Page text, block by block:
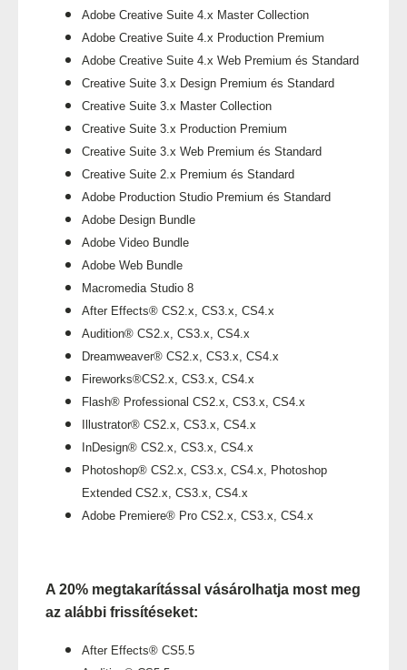
Adobe Creative Suite 4.x Master Collection
Adobe Creative Suite 4.x Production Premium
Adobe Creative Suite 4.x Web Premium és Standard
Creative Suite 3.x Design Premium és Standard
Creative Suite 3.x Master Collection
Creative Suite 3.x Production Premium
Creative Suite 3.x Web Premium és Standard
Creative Suite 2.x Premium és Standard
Adobe Production Studio Premium és Standard
Adobe Design Bundle
Adobe Video Bundle
Adobe Web Bundle
Macromedia Studio 8
After Effects® CS2.x, CS3.x, CS4.x
Audition® CS2.x, CS3.x, CS4.x
Dreamweaver® CS2.x, CS3.x, CS4.x
Fireworks®CS2.x, CS3.x, CS4.x
Flash® Professional CS2.x, CS3.x, CS4.x
Illustrator® CS2.x, CS3.x, CS4.x
InDesign® CS2.x, CS3.x, CS4.x
Photoshop® CS2.x, CS3.x, CS4.x, Photoshop
Extended CS2.x, CS3.x, CS4.x
Adobe Premiere® Pro CS2.x, CS3.x, CS4.x
A 20% megtakarítással vásárolhatja most meg
az alábbi frissítéseket:
After Effects® CS5.5